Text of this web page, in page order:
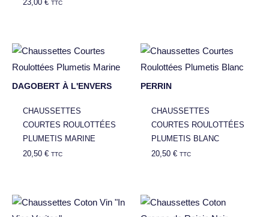
23,00 € TTC
DAGOBERT À L'ENVERS
CHAUSSETTES
COURTES ROULOTTÉES
PLUMETIS MARINE
20,50 € TTC
PERRIN
CHAUSSETTES
COURTES ROULOTTÉES
PLUMETIS BLANC
20,50 € TTC